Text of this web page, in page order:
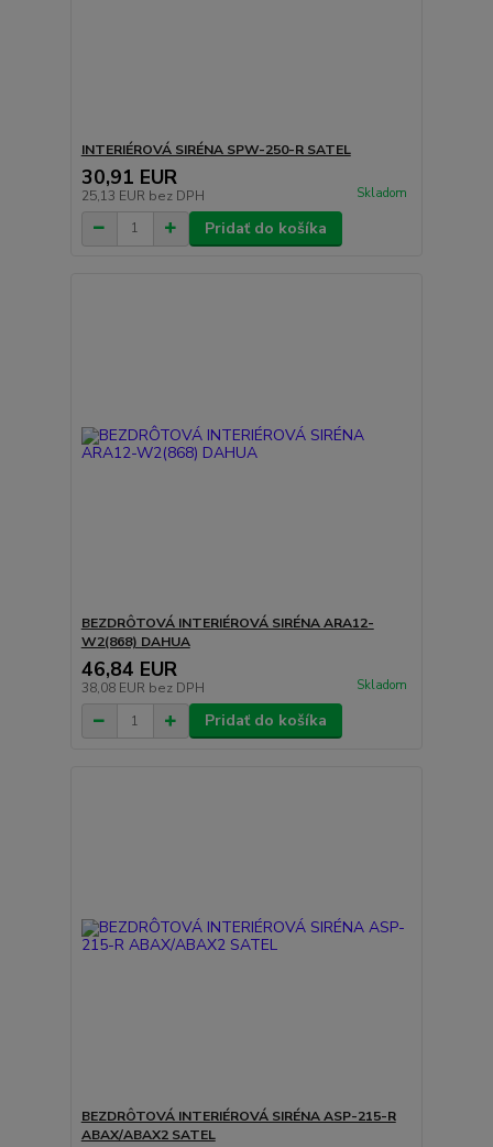
INTERIÉROVÁ SIRÉNA SPW-250-R SATEL
30,91 EUR
25,13 EUR bez DPH Skladom
Pridať do košíka
BEZDRÔTOVÁ INTERIÉROVÁ SIRÉNA ARA12-
W2(868) DAHUA
46,84 EUR
38,08 EUR bez DPH Skladom
Pridať do košíka
BEZDRÔTOVÁ INTERIÉROVÁ SIRÉNA ASP-215-R
ABAX/ABAX2 SATEL